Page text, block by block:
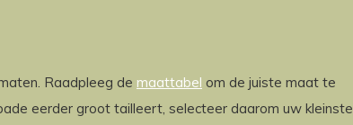
Raadpleeg de maattabel om de juiste maat te
eerder groot tailleert, selecteer daarom uw kleinste